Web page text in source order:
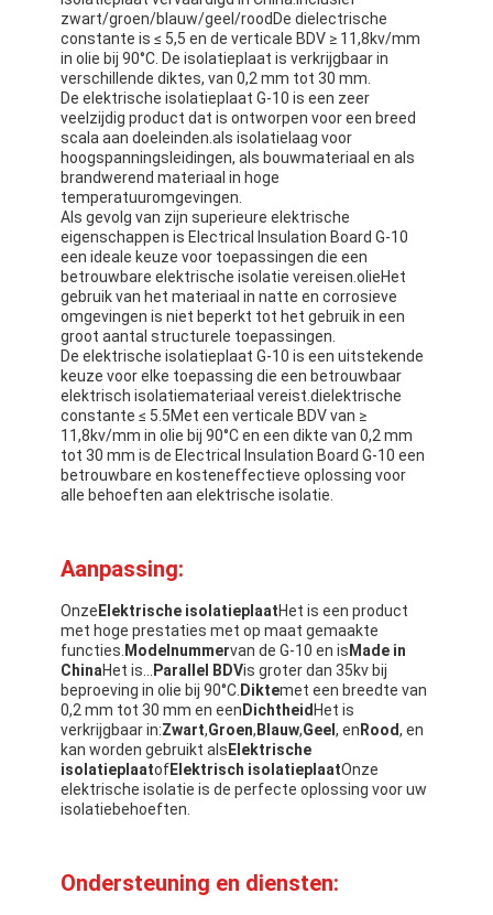
De Doekband van het aluminiumfolieglas
Folie Onder ogen gezien Kraftpapier-Document
De Doek van de aluminiumfolieglasvezel
De Band van het foliegrof linnen
De Band van de doekbuis
Tweezijdige Plakband
HUISDIEREN Plakband
Het Afgietsel van de precisieinvestering
Elektrische isolatieplaat
zwart/groen/blauw/geel/roodDe dielectrische
constante is ≤ 5,5 en de verticale BDV ≥ 11,8kv/mm
in olie bij 90°C. De isolatieplaat is verkrijgbaar in
verschillende diktes, van 0,2 mm tot 30 mm.
De elektrische isolatieplaat G-10 is een zeer
veelzijdig product dat is ontworpen voor een breed
scala aan doeleinden.als isolatielaag voor
hoogspanningsleidingen, als bouwmateriaal en als
brandwerend materiaal in hoge
temperatuuromgevingen.
Als gevolg van zijn superieure elektrische
eigenschappen is Electrical Insulation Board G-10
een ideale keuze voor toepassingen die een
betrouwbare elektrische isolatie vereisen.olieHet
gebruik van het materiaal in natte en corrosieve
omgevingen is niet beperkt tot het gebruik in een
groot aantal structurele toepassingen.
De elektrische isolatieplaat G-10 is een uitstekende
keuze voor elke toepassing die een betrouwbaar
elektrisch isolatiemateriaal vereist.dielektrische
constante ≤ 5.5Met een verticale BDV van ≥
11,8kv/mm in olie bij 90°C en een dikte van 0,2 mm
tot 30 mm is de Electrical Insulation Board G-10 een
betrouwbare en kosteneffectieve oplossing voor
alle behoeften aan elektrische isolatie.
Aanpassing:
Onze Elektrische isolatieplaatHet is een product
met hoge prestaties met op maat gemaakte
functies. Modelnummervan de G-10 en is Made in
ChinaHet is... Parallel BDVis groter dan 35kv bij
beproeving in olie bij 90°C. Diktemet een breedte van
0,2 mm tot 30 mm en een Dichtheid Het is
verkrijgbaar in:Zwart,Groen, Blauw,Geel, en Rood, en
kan worden gebruikt als Elektrische
isolatieplaatofElektrisch isolatieplaatOnze
elektrische isolatie is de perfecte oplossing voor uw
isolatiebehoeften.
Ondersteuning en diensten: